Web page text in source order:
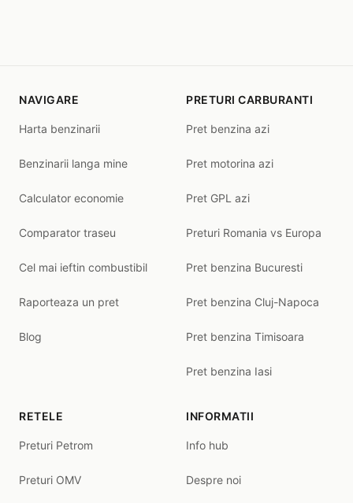
NAVIGARE
Harta benzinarii
Benzinarii langa mine
Calculator economie
Comparator traseu
Cel mai ieftin combustibil
Raporteaza un pret
Blog
PRETURI CARBURANTI
Pret benzina azi
Pret motorina azi
Pret GPL azi
Preturi Romania vs Europa
Pret benzina Bucuresti
Pret benzina Cluj-Napoca
Pret benzina Timisoara
Pret benzina Iasi
RETELE
Preturi Petrom
Preturi OMV
INFORMATII
Info hub
Despre noi